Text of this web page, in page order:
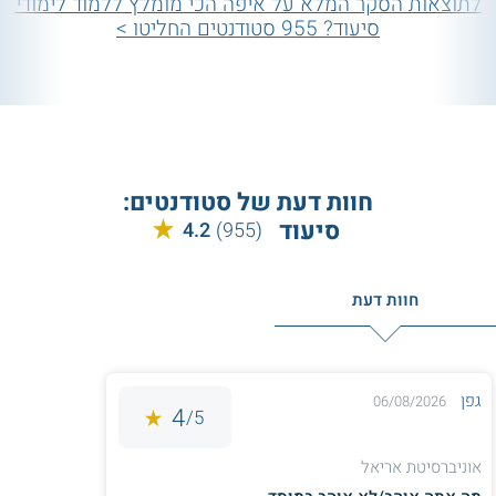
סיעוד? 955 סטודנטים החליטו >
חוות דעת של סטודנטים:
סיעוד (955)
4.2
חוות דעת
גפן 06/08/2026
5/
4
אוניברסיטת אריאל